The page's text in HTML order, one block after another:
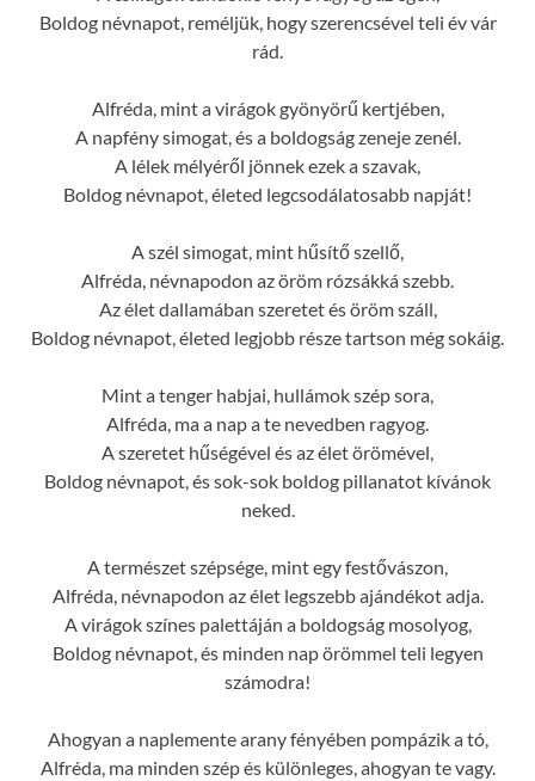
Boldog névnapot, reméljük, hogy szerencsével teli év vár
rád.
Alfréda, mint a virágok gyönyörű kertjében,
A napfény simogat, és a boldogság zeneje zenél.
A lélek mélyéről jönnek ezek a szavak,
Boldog névnapot, életed legcsodálatosabb napját!
A szél simogat, mint hűsítő szellő,
Alfréda, névnapodon az öröm rózsákká szebb.
Az élet dallamában szeretet és öröm száll,
Boldog névnapot, életed legjobb része tartson még sokáig.
Mint a tenger habjai, hullámok szép sora,
Alfréda, ma a nap a te nevedben ragyog.
A szeretet hűségével és az élet örömével,
Boldog névnapot, és sok-sok boldog pillanatot kívánok
neked.
A természet szépsége, mint egy festővászon,
Alfréda, névnapodon az élet legszebb ajándékot adja.
A virágok színes palettáján a boldogság mosolyog,
Boldog névnapot, és minden nap örömmel teli legyen
számodra!
Ahogyan a naplemente arany fényében pompázik a tó,
Alfréda, ma minden szép és különleges, ahogyan te vagy.